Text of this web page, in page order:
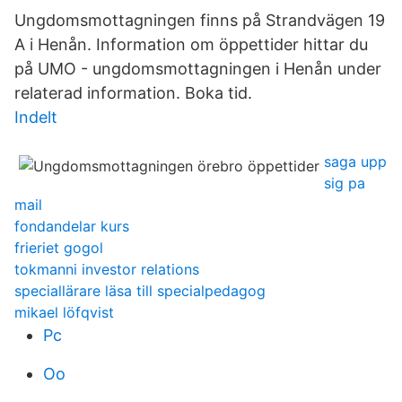
Ungdomsmottagningen finns på Strandvägen 19
A i Henån. Information om öppettider hittar du
på UMO - ungdomsmottagningen i Henån under
relaterad information. Boka tid.
Indelt
saga upp
sig pa
mail
fondandelar kurs
frieriet gogol
tokmanni investor relations
speciallärare läsa till specialpedagog
mikael löfqvist
Pc
Oo